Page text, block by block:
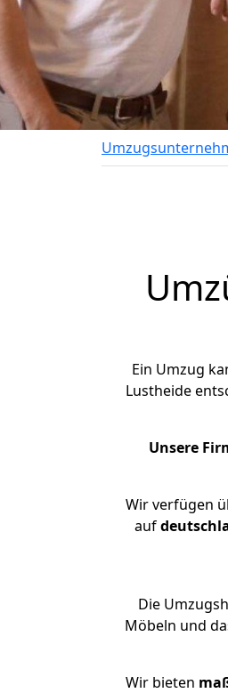
Ein Umzug
Lustheide
Unsere
Wir verfügen
auf
Die
Möbeln und
Wir bieten